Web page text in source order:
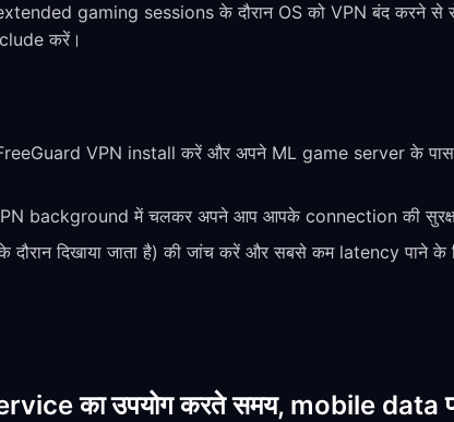
gaming sessions के दौरान OS को VPN बंद करने से
करें।
VPN install करें और अपने ML game server के
background में चलकर अपने आप आपके connection की सुरक्षा
दिखाया जाता है) की जांच करें और सबसे कम latency पाने
का उपयोग करते समय, mobile data